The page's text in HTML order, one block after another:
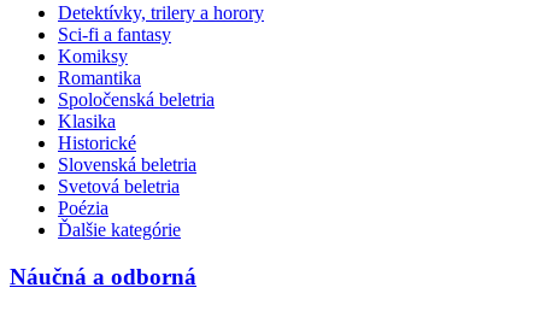
Detektívky, trilery a horory
Sci-fi a fantasy
Komiksy
Romantika
Spoločenská beletria
Klasika
Historické
Slovenská beletria
Svetová beletria
Poézia
Ďalšie kategórie
Náučná a odborná